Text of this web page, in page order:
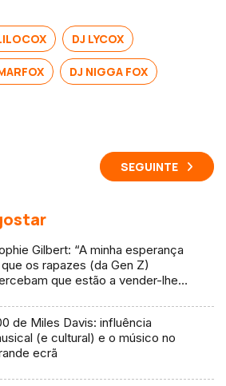
DJ LYCOX
DJ NIGGA FOX
SEGUINTE
Gilbert: “A minha esperança
os rapazes (da Gen Z)
que estão a vender-lhes
de Miles Davis: influência
(e cultural) e o músico no
ecrã